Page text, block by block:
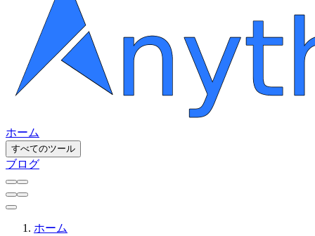
ホーム
すべてのツール
ブログ
ホーム